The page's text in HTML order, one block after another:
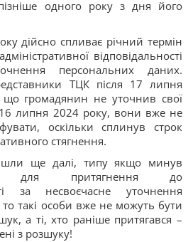
одного року з дня його
дійсно спливає річний термін
відповідальності
персональних даних.
ТЦК після 17 липня
громадянин не уточнив свої
16 липня 2024 року, вони вже не
оскільки сплинув строк
стягнення.
ще далі, типу якщо минув
для притягнення до
за несвоєчасне уточнення
такі особи вже не можуть бути
а ті, хто раніше притягався –
з розшуку!